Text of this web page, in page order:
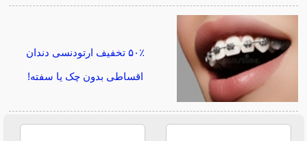
۵۰٪ تخفیف ارتودنسی دندان
اقساطی بدون چک یا سفته!